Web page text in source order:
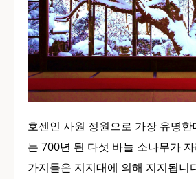
호센인 사원 정원으로 가장 유명
는 700년 된 다섯 바늘 소나무가
가지들은 지지대에 의해 지지됩니